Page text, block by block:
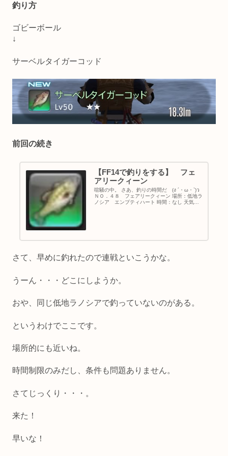
釣り方
ゴビーボール
↓
サーベルタイガーコッド
前回の続き
【FF14で釣りをする】 フェ
アリークィーン
喧騒の中。 さあ、釣りの時間だ (ง ´・ω・`)ว
ＮＯ．４８ フェアリークィーン 場所：低地ラ
ノシア エンプティハート 時間：なし 天気：
さて、早めに釣れたので連戦といこうかな。
うーん・・・どこにしようか。
おや、同じ低地ラノシアで釣っていないのがある。
というわけでここです。
場所的にも近いね。
時間制限のみだし、条件も問題ありません。
さてじっくり・・・。
来た！
早いな！